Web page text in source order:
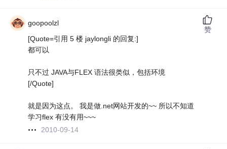
goopoolzl
[Quote=引用 5 楼 jaylongli 的回复:]
都可以
只不过 JAVA与FLEX 语法很类似，包括环境
[/Quote]
就是因为这点。 我是做.net网站开发的~~ 所以不知道
学习flex 有没有用~~~
2010-09-14
赞